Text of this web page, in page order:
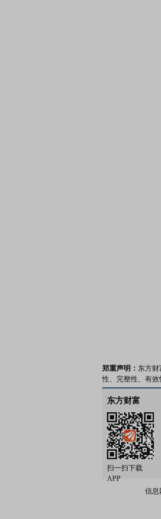
郑重声明： 东方
性、完整性、有
东方财富
扫一扫下载
APP
信息